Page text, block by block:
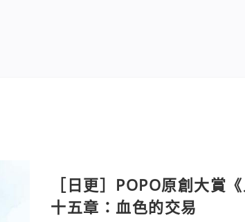
［日更］POPO原創大賞
十五章：血色的交易